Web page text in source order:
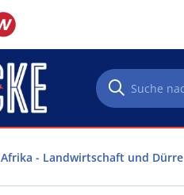
Afrika - Landwirtschaft und Dürre